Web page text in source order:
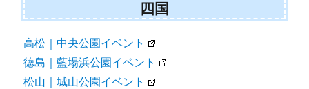
四国
高松｜中央公園イベント
徳島｜藍場浜公園イベント
松山｜城山公園イベント